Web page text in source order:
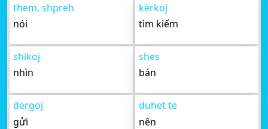
them, shpreh
nói
kërkoj
tìm kiếm
shikoj
nhìn
shes
bán
dërgoj
gửi
duhet të
nên